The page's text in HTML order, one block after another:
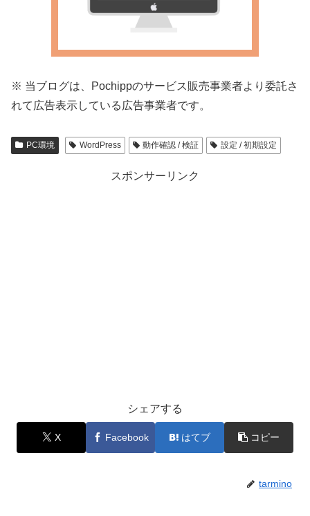
※ 当ブログは、Pochippのサービス販売事業者より委託さ
れて広告表示している広告事業者です。
PC環境 WordPress 動作確認 / 検証 設定 / 初期設定
スポンサーリンク
シェアする
X Facebook はてブ コピー
tarmino